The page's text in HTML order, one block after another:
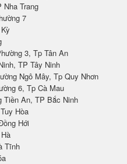
Trang
7
3, Tp Tân An
TP Tây Ninh
Ngô Mây, Tp Quy Nhơn
6, Tp Cà Mau
Tiền An, TP Bắc Ninh
Hòa
Hới
Tĩnh